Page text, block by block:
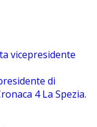
vicepresidente
di
4 La Spezia.